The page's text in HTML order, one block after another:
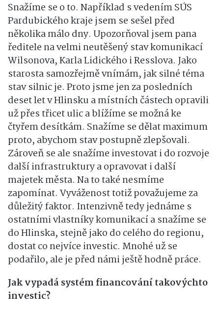
Snažíme se o to. Například s vedením SÚS
Pardubického kraje jsem se sešel před
několika málo dny. Upozorňoval jsem pana
ředitele na velmi neutěšený stav komunikací
Wilsonova, Karla Lidického i Resslova. Jako
starosta samozřejmě vnímám, jak silné téma
stav silnic je. Proto jsme jen za posledních
deset let v Hlinsku a místních částech opravili
už přes třicet ulic a blížíme se možná ke
čtyřem desítkám. Snažíme se dělat maximum
proto, abychom stav postupně zlepšovali.
Zároveň se ale snažíme investovat i do rozvoje
další infrastruktury a opravovat i další
majetek města. Na to také nesmíme
zapomínat. Vyváženost totiž považujeme za
důležitý faktor. Intenzivně tedy jednáme s
ostatními vlastníky komunikací a snažíme se
do Hlinska, stejně jako do celého do regionu,
dostat co nejvíce investic. Mnohé už se
podařilo, ale je před námi ještě hodně práce.
Jak vypadá systém financování takovýchto
investic?